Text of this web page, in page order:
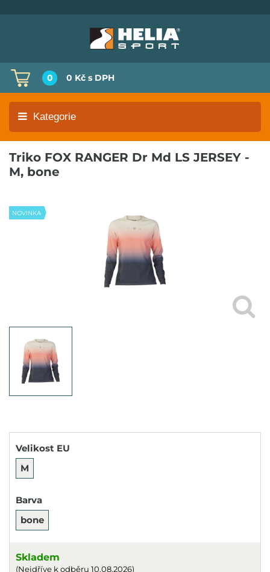
0 0 Kč s DPH
Kategorie
Triko FOX RANGER Dr Md LS JERSEY -
M, bone
NOVINKA
Velikost EU
M
Barva
bone
Skladem
(Nejdříve k odběru 10.08.2026)